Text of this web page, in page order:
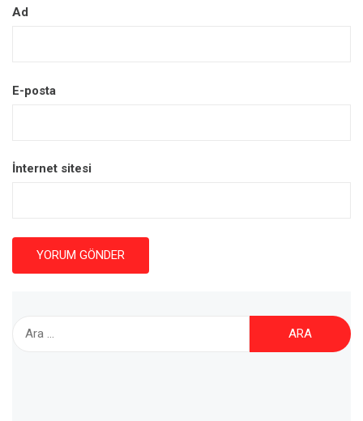
Ad
E-posta
İnternet sitesi